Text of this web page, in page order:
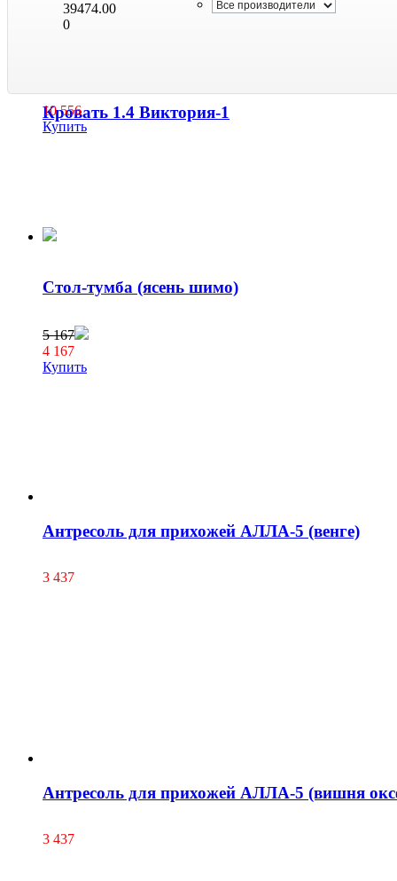
39474.00
0
Кровать 1.4 Виктория-1
10 556
Купить
Стол-тумба (ясень шимо)
5 167
4 167
Купить
Антресоль для прихожей АЛЛА-5 (венге)
3 437
Антресоль для прихожей АЛЛА-5 (вишня
3 437